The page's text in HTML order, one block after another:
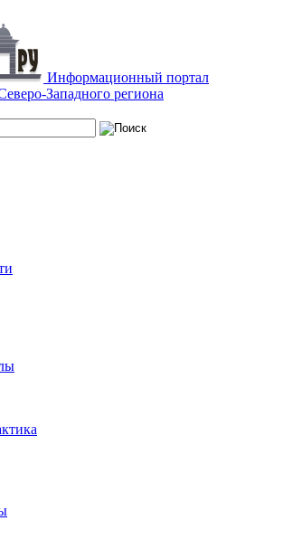
Информационный портал
Западного региона